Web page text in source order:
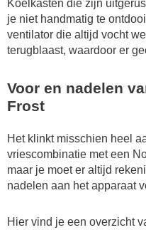
Koelkasten die zijn
je niet handmatig te
ventilator die altijd vocht
terugblaast, waardoor er
Voor en nadelen
Frost
Het klinkt misschien heel
vriescombinatie met een
maar je moet er altijd
nadelen aan het apparaat
Hier vind je een overzicht